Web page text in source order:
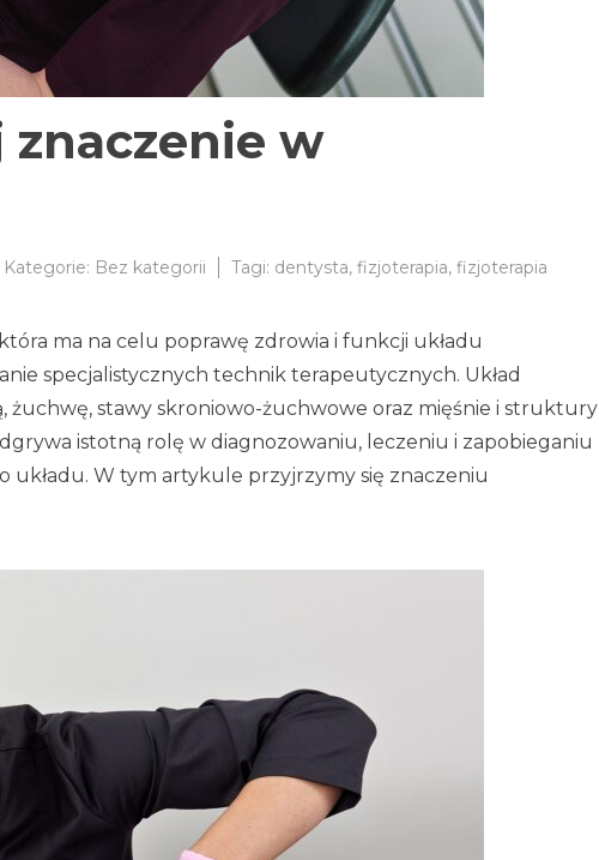
znaczenie w
Kategorie: Bez kategorii Tagi: dentysta, fizjoterapia, fizjoterapia
ma na celu poprawę zdrowia i funkcji układu
specjalistycznych technik terapeutycznych. Układ
stawy skroniowo-żuchwowe oraz mięśnie i struktury
istotną rolę w diagnozowaniu, leczeniu i zapobieganiu
W tym artykule przyjrzymy się znaczeniu